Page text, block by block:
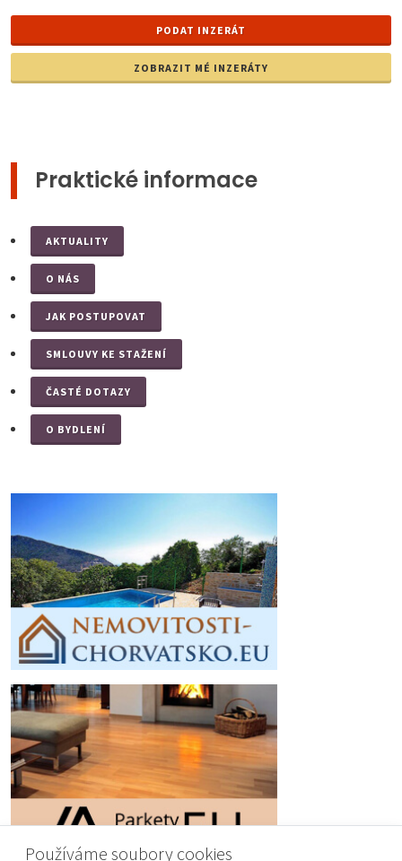
Používáme soubory cookies
PODAT INZERÁT
ZOBRAZIT MÉ INZERÁTY
Praktické informace
AKTUALITY
O NÁS
JAK POSTUPOVAT
SMLOUVY KE STAŽENÍ
ČASTÉ DOTAZY
O BYDLENÍ